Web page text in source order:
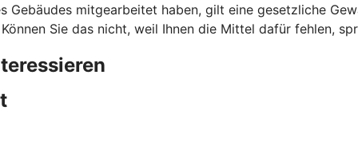
Gebäudes mitgearbeitet haben, gilt eine gesetzliche
Sie das nicht, weil Ihnen die Mittel dafür fehlen,